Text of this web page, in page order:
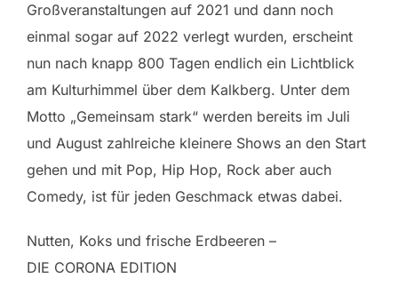
Großveranstaltungen auf 2021 und dann noch
einmal sogar auf 2022 verlegt wurden, erscheint
nun nach knapp 800 Tagen endlich ein Lichtblick
am Kulturhimmel über dem Kalkberg. Unter dem
Motto „Gemeinsam stark“ werden bereits im Juli
und August zahlreiche kleinere Shows an den Start
gehen und mit Pop, Hip Hop, Rock aber auch
Comedy, ist für jeden Geschmack etwas dabei.
Nutten, Koks und frische Erdbeeren –
DIE CORONA EDITION